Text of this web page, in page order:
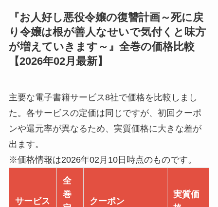
『お人好し悪役令嬢の復讐計画～死に戻
り令嬢は根が善人なせいで気付くと味方
が増えていきます～』全巻の価格比較
【2026年02月最新】
主要な電子書籍サービス8社で価格を比較しまし
た。各サービスの定価は同じですが、初回クーポ
ンや還元率が異なるため、実質価格に大きな差が
出ます。
※価格情報は2026年02月10日時点のものです。
サービス
全
巻
クーポン
実質価